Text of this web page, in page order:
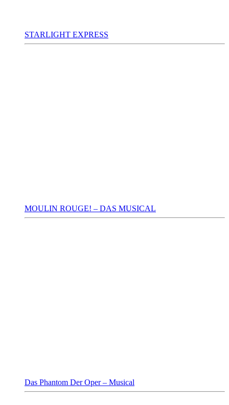
STARLIGHT EXPRESS
MOULIN ROUGE! – DAS MUSICAL
Das Phantom Der Oper – Musical